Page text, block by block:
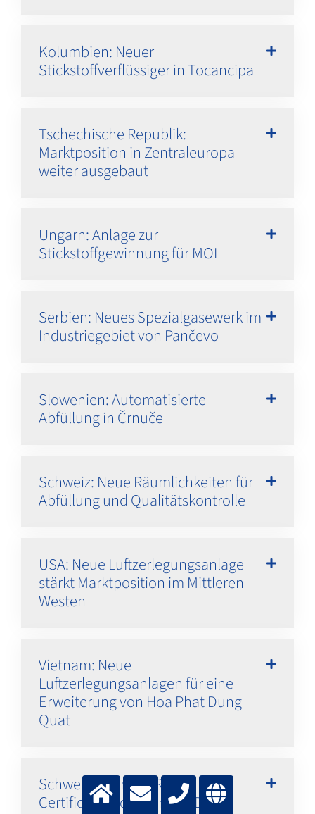
Kolumbien: Neuer
Stickstoffverflüssiger in Tocancipa
Tschechische Republik:
Marktposition in Zentraleuropa
weiter ausgebaut
Ungarn: Anlage zur
Stickstoffgewinnung für MOL
Serbien: Neues Spezialgasewerk im
Industriegebiet von Pančevo
Slowenien: Automatisierte
Abfüllung in Črnuče
Schweiz: Neue Räumlichkeiten für
Abfüllung und Qualitätskontrolle
USA: Neue Luftzerlegungsanlage
stärkt Marktposition im Mittleren
Westen
Vietnam: Neue
Luftzerlegungsanlagen für eine
Erweiterung von Hoa Phat Dung
Quat
Schweiz: „Bonität-Rating
Certificate“ von Bisnode D&B